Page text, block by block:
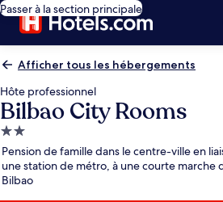
Passer à la section principale
Afficher tous les hébergements
Hôte professionnel
Bilbao City Rooms
Hébergement
2.0 étoiles
Pension de famille dans le centre-ville en
une station de métro, à une courte
Bilbao